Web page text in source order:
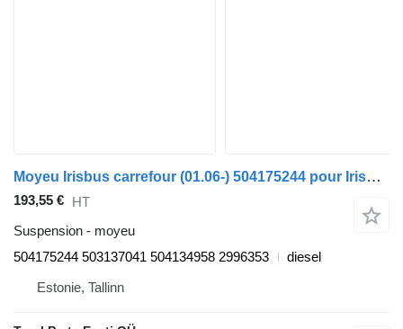
Moyeu Irisbus carrefour (01.06-) 504175244 pour Irisbus Arway, Crossway, Crealis, Magelys, Proway, Daily Tourys (2006-)
193,55 € HT
Suspension - moyeu
504175244 503137041 504134958 2996353
diesel
Estonie, Tallinn